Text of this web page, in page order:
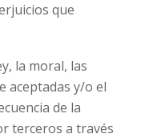
que
la moral, las
aceptadas y/o el
de la
terceros a través